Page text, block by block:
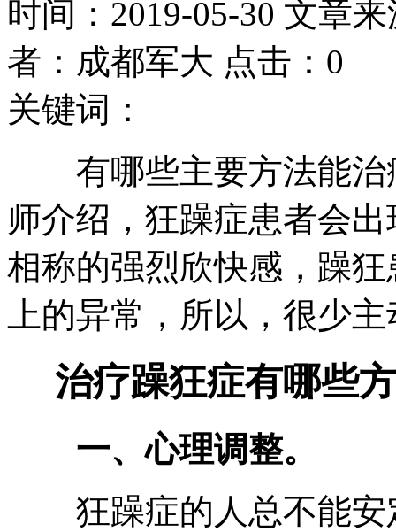
时间：2019-05-30 文章
者：成都军大 点击：0
关键词：
有哪些主要方法能治
师介绍，狂躁症患者会
相称的强烈欣快感，躁
上的异常，所以，很少
治疗躁狂症有哪些
一、心理调整。
狂躁症的人总不能安